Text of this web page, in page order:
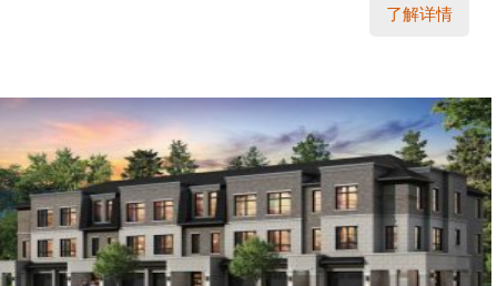
了解详情